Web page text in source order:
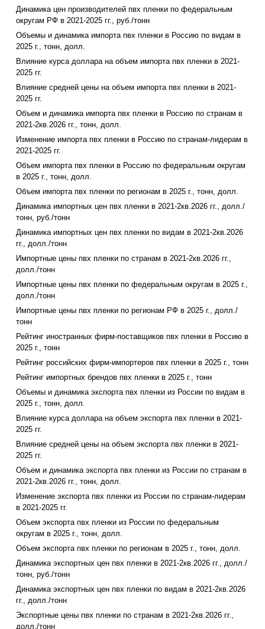
Динамика цен производителей пвх пленки по федеральным
округам РФ в 2021-2025 гг., руб./тонн
Объемы и динамика импорта пвх пленки в Россию по видам в
2025 г., тонн, долл.
Влияние курса доллара на объем импорта пвх пленки в 2021-
2025 гг.
Влияние средней цены на объем импорта пвх пленки в 2021-
2025 гг.
Объем и динамика импорта пвх пленки в Россию по странам в
2021-2кв.2026 гг., тонн, долл.
Изменение импорта пвх пленки в Россию по странам-лидерам в
2021-2025 гг.
Объем импорта пвх пленки в Россию по федеральным округам
в 2025 г., тонн, долл.
Объем импорта пвх пленки по регионам в 2025 г., тонн, долл.
Динамика импортных цен пвх пленки в 2021-2кв.2026 гг., долл./
тонн, руб./тонн
Динамика импортных цен пвх пленки по видам в 2021-2кв.2026
гг., долл./тонн
Импортные цены пвх пленки по странам в 2021-2кв.2026 гг.,
долл./тонн
Импортные цены пвх пленки по федеральным округам в 2025 г.,
долл./тонн
Импортные цены пвх пленки по регионам РФ в 2025 г., долл./
тонн
Рейтинг иностранных фирм-поставщиков пвх пленки в Россию в
2025 г., тонн
Рейтинг российских фирм-импортеров пвх пленки в 2025 г., тонн
Рейтинг импортных брендов пвх пленки в 2025 г., тонн
Объемы и динамика экспорта пвх пленки из России по видам в
2025 г., тонн, долл.
Влияние курса доллара на объем экспорта пвх пленки в 2021-
2025 гг.
Влияние средней цены на объем экспорта пвх пленки в 2021-
2025 гг.
Объем и динамика экспорта пвх пленки из России по странам в
2021-2кв.2026 гг., тонн, долл.
Изменение экспорта пвх пленки из России по странам-лидерам
в 2021-2025 гг.
Объем экспорта пвх пленки из России по федеральным
округам в 2025 г., тонн, долл.
Объем экспорта пвх пленки по регионам в 2025 г., тонн, долл.
Динамика экспортных цен пвх пленки в 2021-2кв.2026 гг., долл./
тонн, руб./тонн
Динамика экспортных цен пвх пленки по видам в 2021-2кв.2026
гг., долл./тонн
Экспортные цены пвх пленки по странам в 2021-2кв.2026 гг.,
долл./тонн